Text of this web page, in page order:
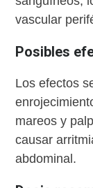
vascular
Posibles
Los efectos
mareos y
causar
abdominal.